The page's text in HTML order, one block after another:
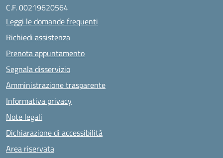
C.F. 00219620564
Leggi le domande frequenti
Richiedi assistenza
Prenota appuntamento
Segnala disservizio
Amministrazione trasparente
Informativa privacy
Note legali
Dichiarazione di accessibilità
Area riservata